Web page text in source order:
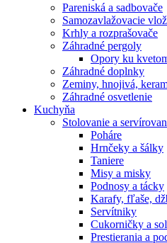
Pareniská a sadbovače
Samozavlažovacie
Krhly a rozprašovače
Záhradné pergoly
Opory ku
Záhradné doplnky
Zeminy, hnojivá,
Záhradné osvetlenie
Kuchyňa
Stolovanie a
Poháre
Hrnčeky a šálky
Taniere
Misy a misky
Podnosy a tácky
Karafy, fľaše,
Servítniky
Cukorničky a
Prestierania a